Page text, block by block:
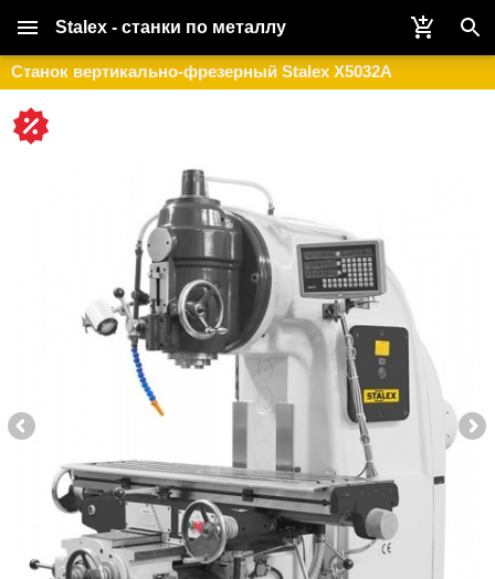
Stalex - станки по металлу
Станок вертикально-фрезерный Stalex X5032A